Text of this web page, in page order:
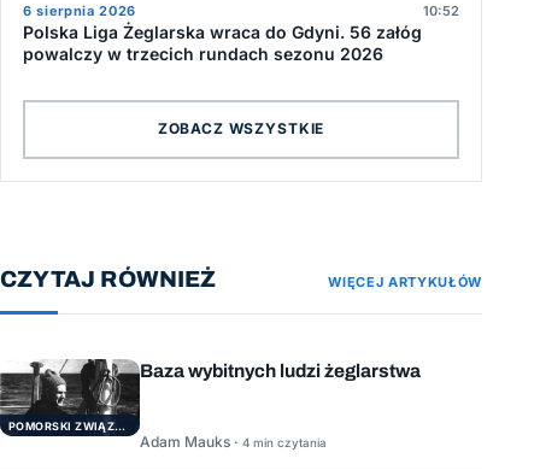
6 sierpnia 2026 10:52
Polska Liga Żeglarska wraca do Gdyni. 56 załóg
powalczy w trzecich rundach sezonu 2026
ZOBACZ WSZYSTKIE
CZYTAJ RÓWNIEŻ WIĘCEJ ARTYKUŁÓW
POMORSKI ZWIĄZEK ŻEGLARSKI
Baza wybitnych ludzi żeglarstwa
Adam Mauks · 4 min czytania